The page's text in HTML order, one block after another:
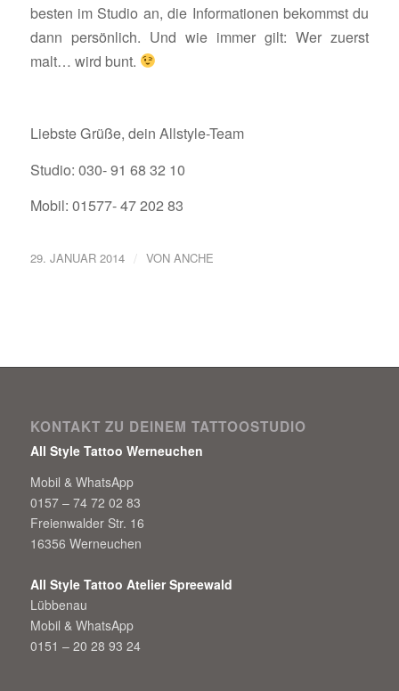
besten im Studio an, die Informationen bekommst du
dann persönlich. Und wie immer gilt: Wer zuerst
malt… wird bunt.
Liebste Grüße, dein Allstyle-Team
Studio: 030- 91 68 32 10
Mobil: 01577- 47 202 83
29. JANUAR 2014 / VON ANCHE
KONTAKT ZU DEINEM TATTOOSTUDIO
All Style Tattoo Werneuchen
Mobil & WhatsApp
0157 – 74 72 02 83
Freienwalder Str. 16
16356 Werneuchen
All Style Tattoo Atelier Spreewald
Lübbenau
Mobil & WhatsApp
0151 – 20 28 93 24